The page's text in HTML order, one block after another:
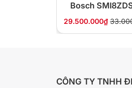
Bosch
Seri 8
29.500.000₫
CÔNG TY TNHH